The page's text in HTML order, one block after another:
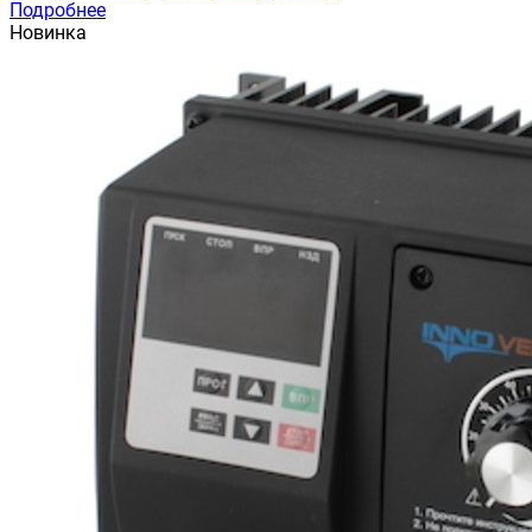
Подробнее
Новинка